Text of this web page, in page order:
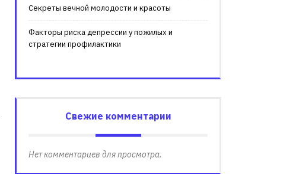
Секреты вечной молодости и красоты
Факторы риска депрессии у пожилых и
стратегии профилактики
Свежие комментарии
Нет комментариев для просмотра.